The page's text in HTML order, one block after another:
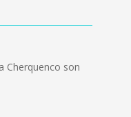
Cherquenco son